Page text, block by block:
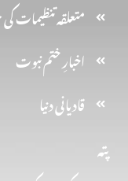
پتہ
متعلقہ تنظیمات
اخبارِ ختم نبوت
قادیانی دنیا